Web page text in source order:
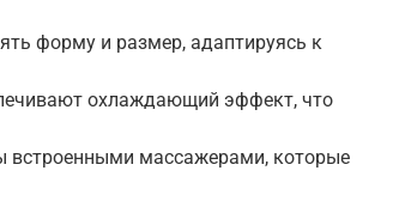
форму и размер, адаптируясь к
охлаждающий эффект, что
массажерами, которые